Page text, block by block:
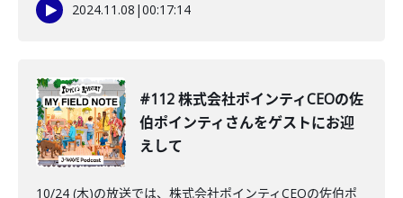
2024.11.08 |00:17:14
#112 株式会社ポインティCEOの佐
伯ポインティさんをゲストにお迎
えして
10/24 (木)の放送では、株式会社ポインティCEOの佐伯ポ